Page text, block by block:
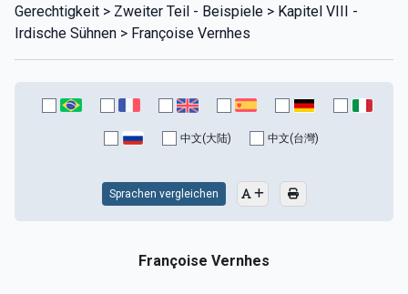
Gerechtigkeit > Zweiter Teil - Beispiele > Kapitel VIII -
Irdische Sühnen > Françoise Vernhes
中文(大陆) 中文(台灣)
Sprachen vergleichen
Françoise Vernhes